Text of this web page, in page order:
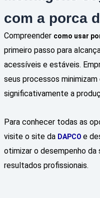
com a porca
Compreender como usar
primeiro passo para
acessíveis e estáveis.
seus processos
significativamente a
Para conhecer todas as
visite o site da DAPCO e
otimizar o desempenho da
resultados profissionais.